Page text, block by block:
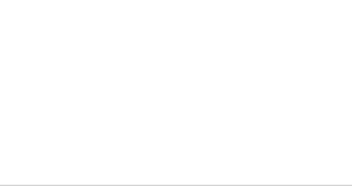
injury的相关资料：